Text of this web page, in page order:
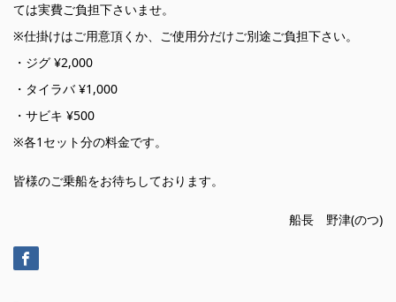
ては実費ご負担下さいませ。
※仕掛けはご用意頂くか、ご使用分だけご別途ご負担下さい。
・ジグ ¥2,000
・タイラバ ¥1,000
・サビキ ¥500
※各1セット分の料金です。
皆様のご乗船をお待ちしております。
船長 野津(のつ)